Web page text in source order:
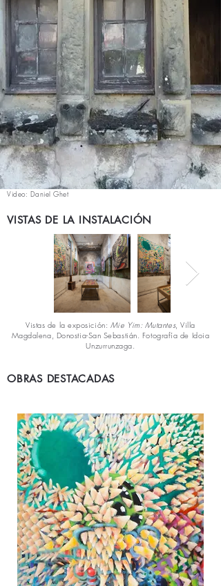
Video: Daniel Ghet
VISTAS DE LA INSTALACIÓN
Vistas de la exposición: Mie Yim: Mutantes, Villa
Magdalena, Donostia-San Sebastián. Fotografía de Idoia
Unzurrunzaga.
OBRAS DESTACADAS